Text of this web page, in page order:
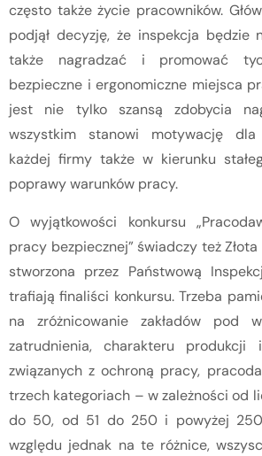
często także życie pracowników.
podjął decyzję, że inspekcja będzie
także nagradzać i promować
bezpieczne i ergonomiczne miejsca
jest nie tylko szansą zdobycia
wszystkim stanowi motywację dla
każdej firmy także w kierunku
poprawy warunków pracy.
O wyjątkowości konkursu
pracy bezpiecznej” świadczy też
stworzona przez Państwową
trafiają finaliści konkursu. Trzeba
na zróżnicowanie zakładów pod
zatrudnienia, charakteru
związanych z ochroną pracy,
trzech kategoriach – w zależności od
do 50, od 51 do 250 i powyżej 250
względu jednak na te różnice,